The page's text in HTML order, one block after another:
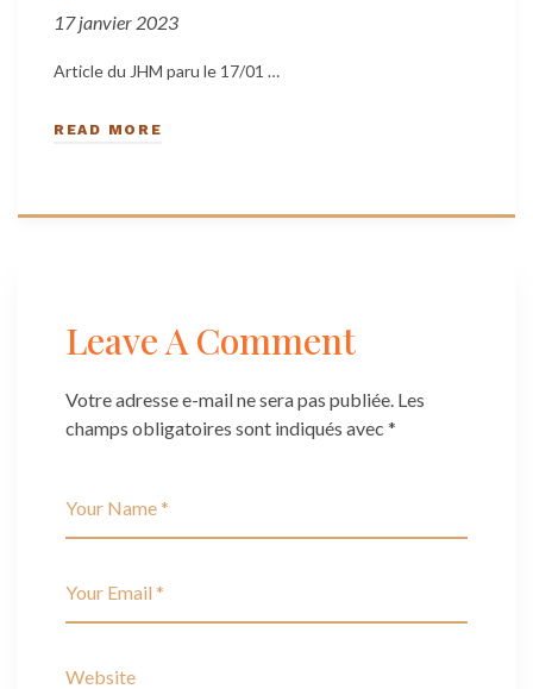
17 janvier 2023
Article du JHM paru le 17/01 …
READ MORE
Leave A Comment
Votre adresse e-mail ne sera pas publiée. Les
champs obligatoires sont indiqués avec *